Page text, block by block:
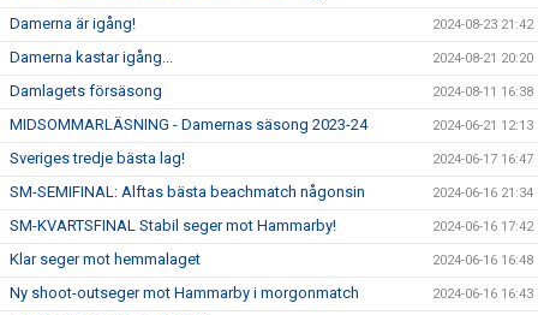
Damerna är igång! 2024-08-23 21:42
Damerna kastar igång... 2024-08-21 20:20
Damlagets försäsong 2024-08-11 16:38
MIDSOMMARLÄSNING - Damernas säsong 2023-24 2024-06-21 12:13
Sveriges tredje bästa lag! 2024-06-17 16:47
SM-SEMIFINAL: Alftas bästa beachmatch någonsin 2024-06-16 21:34
SM-KVARTSFINAL Stabil seger mot Hammarby! 2024-06-16 17:42
Klar seger mot hemmalaget 2024-06-16 16:48
Ny shoot-outseger mot Hammarby i morgonmatch 2024-06-16 16:43